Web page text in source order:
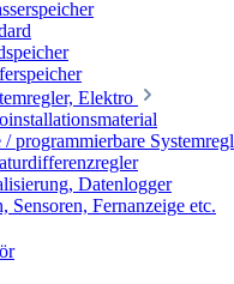
Elektro
programmierbare
Datenlogger
Sensoren, Fernanzeige etc.